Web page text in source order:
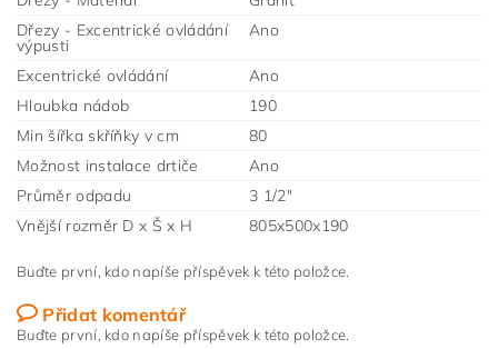
Dřezy - Excentrické ovládání
výpusti
Ano
Excentrické ovládání
Ano
Hloubka nádob
190
Min šířka skříňky v cm
80
Možnost instalace drtiče
Ano
Průměr odpadu
3 1/2"
Vnější rozměr D x Š x H
805x500x190
Buďte první, kdo napíše příspěvek k této položce.
Přidat komentář
Buďte první, kdo napíše příspěvek k této položce.